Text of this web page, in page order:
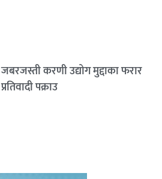
जबरजस्ती करणी उद्योग मुद्दाका फरार
प्रतिवादी पक्राउ